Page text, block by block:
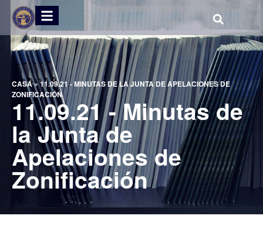
CASA»11.09.21 - MINUTAS DE LA JUNTA DE APELACIONES DE
ZONIFICACIÓN
11.09.21 - Minutas de
la Junta de
Apelaciones de
Zonificación